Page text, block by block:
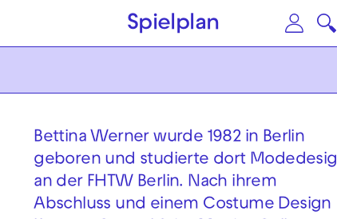
Zum Hauptinhalt springen
Spielplan
Bettina Werner wurde 1982 in Berlin
geboren und studierte dort
an der FHTW Berlin. Nach ihrem
Abschluss und einem Costume Design